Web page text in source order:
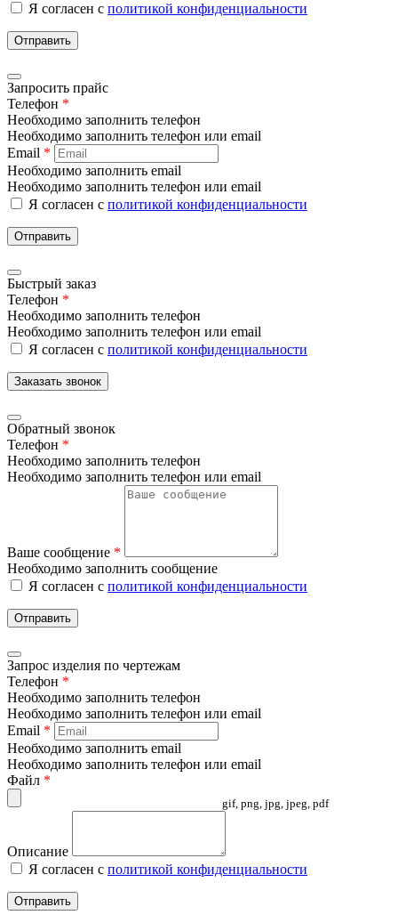
Я согласен с политикой конфиденциальности
Отправить
Запросить прайс
Телефон *
Необходимо заполнить телефон
Необходимо заполнить телефон или email
Email *
Необходимо заполнить email
Необходимо заполнить телефон или email
Я согласен с политикой конфиденциальности
Отправить
Быстрый заказ
Телефон *
Необходимо заполнить телефон
Необходимо заполнить телефон или email
Я согласен с политикой конфиденциальности
Заказать звонок
Обратный звонок
Телефон *
Необходимо заполнить телефон
Необходимо заполнить телефон или email
Ваше сообщение *
Необходимо заполнить сообщение
Я согласен с политикой конфиденциальности
Отправить
Запрос изделия по чертежам
Телефон *
Необходимо заполнить телефон
Необходимо заполнить телефон или email
Email *
Необходимо заполнить email
Необходимо заполнить телефон или email
Файл *
gif, png, jpg, jpeg, pdf
Описание
Я согласен с политикой конфиденциальности
Отправить